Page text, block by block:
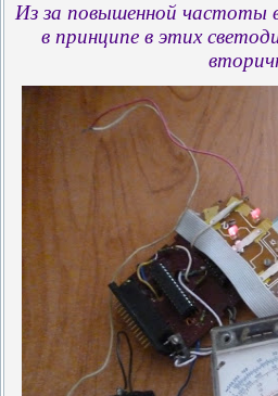
Из за повышенной частоты
в принципе в этих